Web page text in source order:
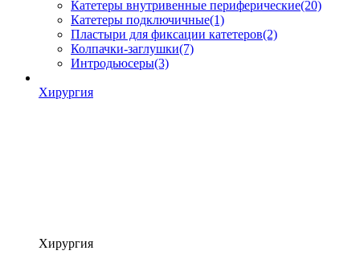
Катетеры внутривенные периферические(20)
Катетеры подключичные(1)
Пластыри для фиксации катетеров(2)
Колпачки-заглушки(7)
Интродьюсеры(3)
Хирургия
Хирургия